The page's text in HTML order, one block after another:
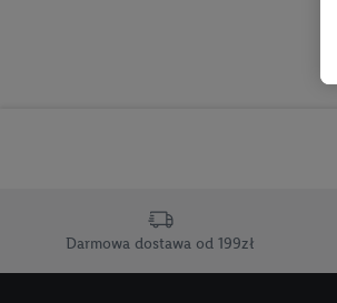
Darmowa dostawa od 199zł